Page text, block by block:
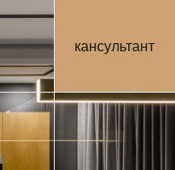
кансультант